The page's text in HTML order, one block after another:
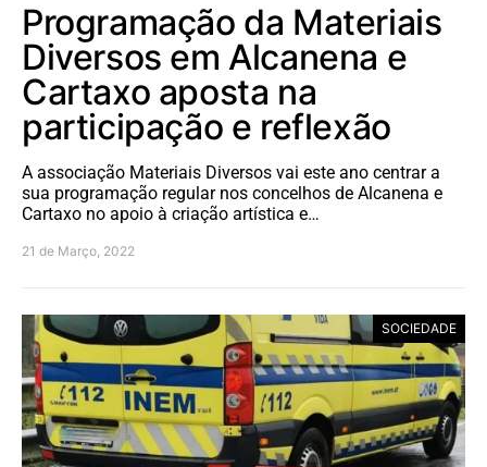
Programação da Materiais
Diversos em Alcanena e
Cartaxo aposta na
participação e reflexão
A associação Materiais Diversos vai este ano centrar a
sua programação regular nos concelhos de Alcanena e
Cartaxo no apoio à criação artística e…
21 de Março, 2022
SOCIEDADE